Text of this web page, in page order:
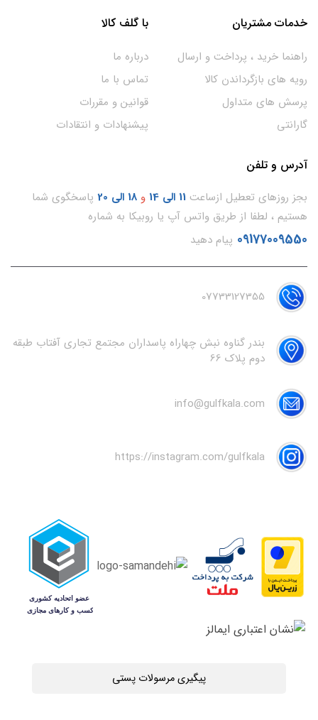
خدمات مشتریان
راهنما خرید ، پرداخت و ارسال
رویه های بازگرداندن کالا
پرسش های متداول
گارانتی
با گلف کالا
درباره ما
تماس با ما
قوانین و مقررات
پیشنهادات و انتقادات
آدرس و تلفن
بجز روزهای تعطیل ازساعت 11 الی 14 و 18 الی 20
پاسخگوی شما
هستیم ، لطفا از طریق واتس آپ یا روبیکا به شماره
09177009550 پیام دهید
07733127355
بندر گناوه نبش چهاراه پاسداران مجتمع تجاری آفتاب طبقه
دوم پلاک 66
info@gulfkala.com
https://instagram.com/gulfkala
پیگیری مرسولات پستی